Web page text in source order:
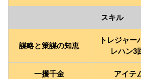
スキル
謀略と策謀の知恵
トレジャー
レハン3
一攫千金 アイテ